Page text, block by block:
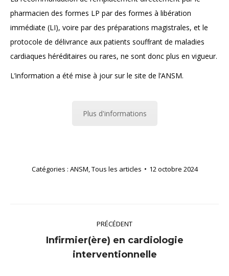
pharmacien des formes LP par des formes à libération
immédiate (LI), voire par des préparations magistrales, et le
protocole de délivrance aux patients souffrant de maladies
cardiaques héréditaires ou rares, ne sont donc plus en vigueur.
L’information a été mise à jour sur le site de l’ANSM.
Plus d'informations
Catégories : ANSM,Tous les articles 12 octobre 2024
PRÉCÉDENT
Article
précédent
Infirmier(ère) en cardiologie
interventionnelle